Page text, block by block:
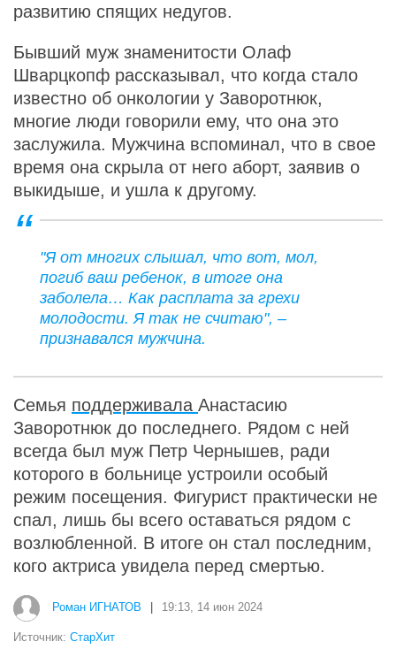
развитию спящих недугов.
Бывший муж знаменитости Олаф
Шварцкопф рассказывал, что когда стало
известно об онкологии у Заворотнюк,
многие люди говорили ему, что она это
заслужила. Мужчина вспоминал, что в свое
время она скрыла от него аборт, заявив о
выкидыше, и ушла к другому.
"Я от многих слышал, что вот, мол,
погиб ваш ребенок, в итоге она
заболела… Как расплата за грехи
молодости. Я так не считаю", –
признавался мужчина.
Семья поддерживала Анастасию
Заворотнюк до последнего. Рядом с ней
всегда был муж Петр Чернышев, ради
которого в больнице устроили особый
режим посещения. Фигурист практически не
спал, лишь бы всего оставаться рядом с
возлюбленной. В итоге он стал последним,
кого актриса увидела перед смертью.
Роман ИГНАТОВ 19:13, 14 июн 2024
Источник: СтарХит